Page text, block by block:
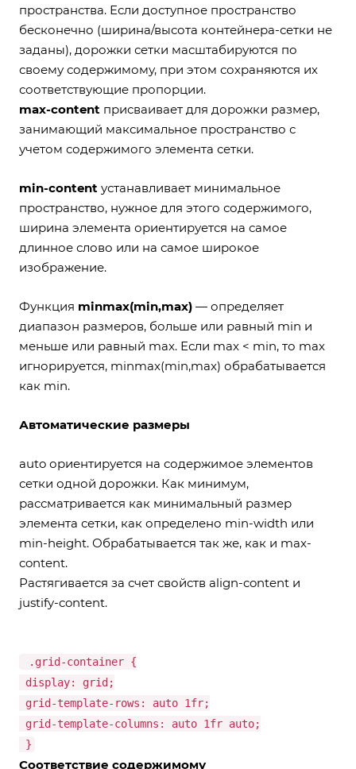
пространства. Если доступное пространство
бесконечно (ширина/высота контейнера-сетки не
заданы), дорожки сетки масштабируются по
своему содержимому, при этом сохраняются их
соответствующие пропорции.
max-content присваивает для дорожки размер,
занимающий максимальное пространство с
учетом содержимого элемента сетки.
min-content устанавливает минимальное
пространство, нужное для этого содержимого,
ширина элемента ориентируется на самое
длинное слово или на самое широкое
изображение.
Функция minmax(min,max) — определяет
диапазон размеров, больше или равный min и
меньше или равный max. Если max < min, то max
игнорируется, minmax(min,max) обрабатывается
как min.
Автоматические размеры
auto ориентируется на содержимое элементов
сетки одной дорожки. Как минимум,
рассматривается как минимальный размер
элемента сетки, как определено min-width или
min-height. Обрабатывается так же, как и max-
content.
Растягивается за счет свойств align-content и
justify-content.
.grid-container {
display: grid;
grid-template-rows: auto 1fr;
grid-template-columns: auto 1fr auto;
}
Соответствие содержимому